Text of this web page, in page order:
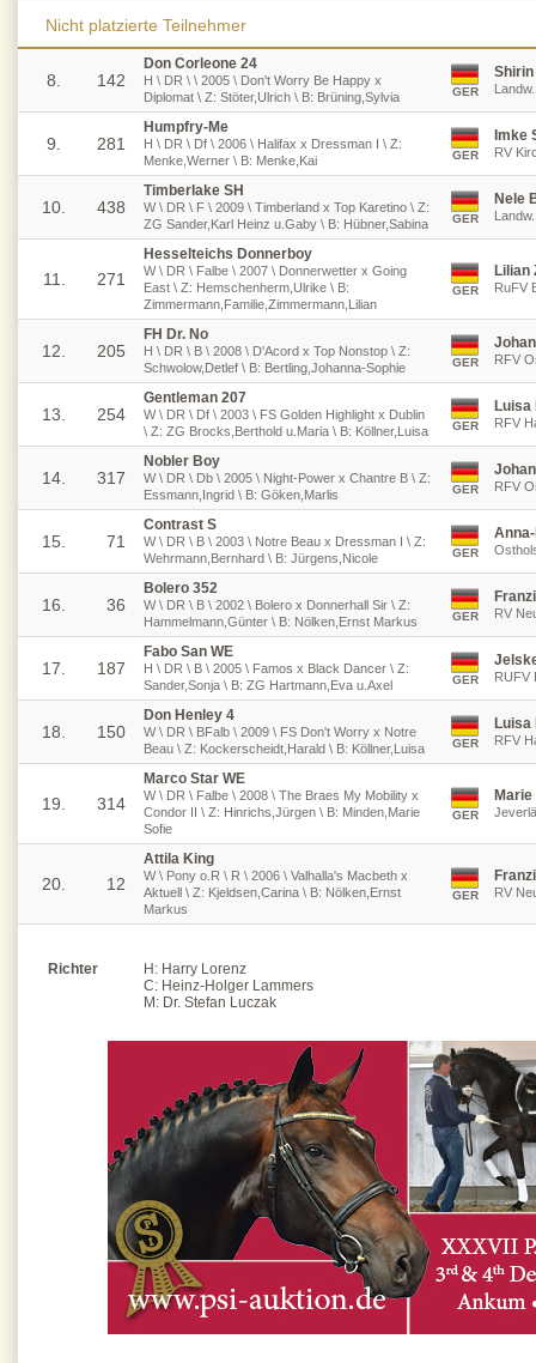
Nicht platzierte Teilnehmer
8. 142
Don Corleone 24
H \ DR \ \ 2005 \ Don't Worry Be Happy x
Diplomat \ Z: Stöter,Ulrich \ B: Brüning,Sylvia
GER
9. 281
Humpfry-Me
H \ DR \ Df \ 2006 \ Halifax x Dressman I \ Z:
Menke,Werner \ B: Menke,Kai
GER
Imke
RV
10. 438
Timberlake SH
W \ DR \ F \ 2009 \ Timberland x Top Karetino \ Z:
ZG Sander,Karl Heinz u.Gaby \ B: Hübner,Sabina
GER
Nele
11. 271
Hesselteichs Donnerboy
W \ DR \ Falbe \ 2007 \ Donnerwetter x Going
East \ Z: Hemschenherm,Ulrike \ B:
Zimmermann,Familie,Zimmermann,Lilian
GER
Lilian
RuFV
12. 205
FH Dr. No
H \ DR \ B \ 2008 \ D'Acord x Top Nonstop \ Z:
Schwolow,Detlef \ B: Bertling,Johanna-Sophie
GER RFV
13. 254
Gentleman 207
W \ DR \ Df \ 2003 \ FS Golden Highlight x Dublin
\ Z: ZG Brocks,Berthold u.Maria \ B: Köllner,Luisa
GER
Luisa
RFV
14. 317
Nobler Boy
W \ DR \ Db \ 2005 \ Night-Power x Chantre B \ Z:
Essmann,Ingrid \ B: Göken,Marlis
GER RFV
15. 71
Contrast S
W \ DR \ B \ 2003 \ Notre Beau x Dressman I \ Z:
Wehrmann,Bernhard \ B: Jürgens,Nicole
GER
16. 36
Bolero 352
W \ DR \ B \ 2002 \ Bolero x Donnerhall Sir \ Z:
Hammelmann,Günter \ B: Nölken,Ernst Markus
GER RV
17. 187
Fabo San WE
H \ DR \ B \ 2005 \ Famos x Black Dancer \ Z:
Sander,Sonja \ B: ZG Hartmann,Eva u.Axel
GER RUFV
18. 150
Don Henley 4
W \ DR \ BFalb \ 2009 \ FS Don't Worry x Notre
Beau \ Z: Kockerscheidt,Harald \ B: Köllner,Luisa
GER
Luisa
RFV
19. 314
Marco Star WE
W \ DR \ Falbe \ 2008 \ The Braes My Mobility x
Condor II \ Z: Hinrichs,Jürgen \ B: Minden,Marie
Sofie
GER
20. 12
Attila King
W \ Pony o.R \ R \ 2006 \ Valhalla's Macbeth x
Aktuell \ Z: Kjeldsen,Carina \ B: Nölken,Ernst
Markus
GER RV
Richter
H: Harry Lorenz
C: Heinz-Holger Lammers
M: Dr. Stefan Luczak